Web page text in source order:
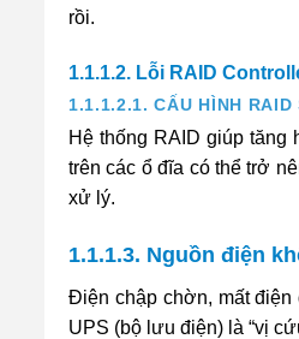
rồi.
1.1.1.2. Lỗi RAID
1.1.1.2.1. CẤU HÌNH RAID
Hệ thống RAID giúp
trên các ổ đĩa có thể trở
xử lý.
1.1.1.3. Nguồn điện
Điện chập chờn, mất điện
UPS (bộ lưu điện) là “vị